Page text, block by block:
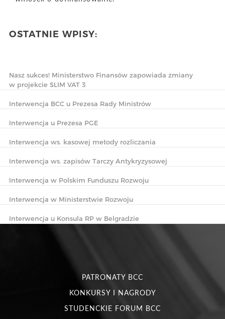
OSTATNIE WPISY:
Nasz sukces! Ministerstwo Finansów zapowiada zmiany
w projekcie SLIM VAT 3
Interwencja BCC u Prezesa Rady Ministrów
Interwencja u Prezesa PGE
Interwencja ws. kasowej metody rozliczania
Interwencja ws. zapisów Tarczy Antykryzysowej
Interwencja w Polskim Funduszu Rozwoju
Interwencja w Ministerstwie Rozwoju
Interwencja u Konsula RP w Belgradzie
PATRONATY BCC
KONKURSY I NAGRODY
STUDENCKIE FORUM BCC